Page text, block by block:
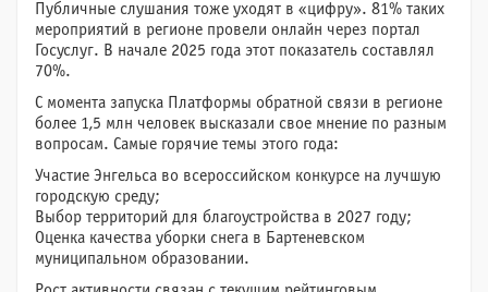
Публичные слушания тоже уходят в «цифру». 81% таких
мероприятий в регионе провели онлайн через портал
Госуслуг. В начале 2025 года этот показатель составлял
70%.
С момента запуска Платформы обратной связи в регионе
более 1,5 млн человек высказали свое мнение по разным
вопросам. Самые горячие темы этого года:
Участие Энгельса во всероссийском конкурсе на лучшую
городскую среду;
Выбор территорий для благоустройства в 2027 году;
Оценка качества уборки снега в Бартеневском
муниципальном образовании.